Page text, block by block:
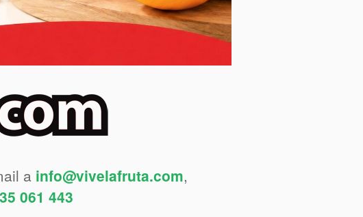
a info@vivelafruta.com,
061 443